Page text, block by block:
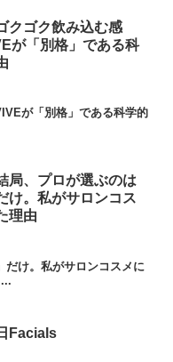
クゴク飲み込む感
が「別格」である科
が「別格」である科学的
局、プロが選ぶのは
け。私がサロンコス
理由
だけ。私がサロンコスメに
Facials